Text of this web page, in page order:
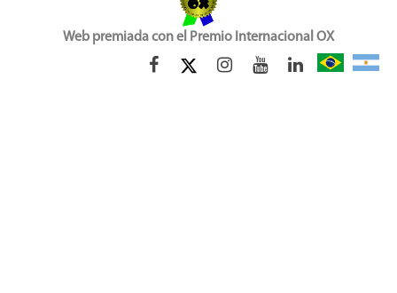
Web premiada con el Premio Internacional OX